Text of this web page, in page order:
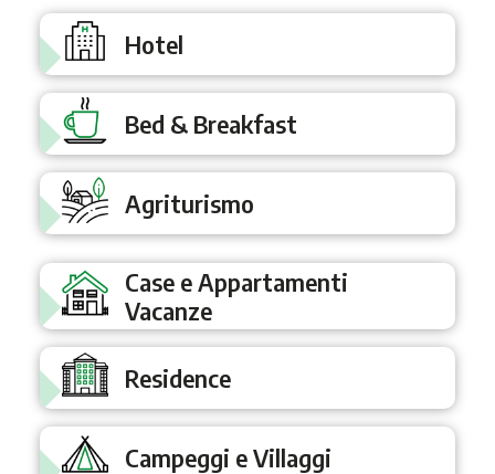
Hotel
Bed & Breakfast
Agriturismo
Case e Appartamenti
Vacanze
Residence
Campeggi e Villaggi